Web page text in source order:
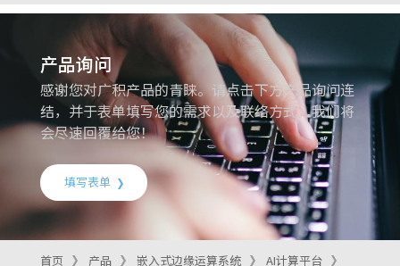
产品询问
感谢您对广积产品的青睐。请点击下方产品询问连
结，并于表单填写您的需求以及联络方式，我们将
会尽速回覆给您！
填写表单
首页 产品 嵌入式边缘运算系统
AI计算平台